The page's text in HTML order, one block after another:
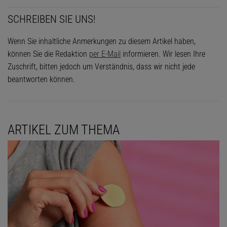
Das könnte Sie auch interessieren:
SCHREIBEN SIE UNS!
Wenn Sie inhaltliche Anmerkungen zu diesem Artikel haben,
können Sie die Redaktion per E-Mail informieren. Wir lesen Ihre
Zuschrift, bitten jedoch um Verständnis, dass wir nicht jede
beantworten können.
ARTIKEL ZUM THEMA